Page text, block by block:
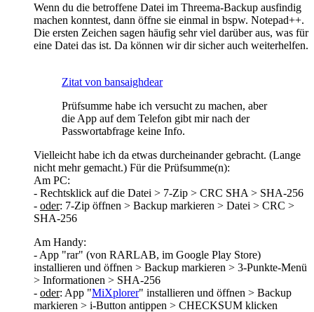
Wenn du die betroffene Datei im Threema-Backup ausfindig
machen konntest, dann öffne sie einmal in bspw. Notepad++.
Die ersten Zeichen sagen häufig sehr viel darüber aus, was für
eine Datei das ist. Da können wir dir sicher auch weiterhelfen.
Zitat von bansaighdear
Prüfsumme habe ich versucht zu machen, aber
die App auf dem Telefon gibt mir nach der
Passwortabfrage keine Info.
Vielleicht habe ich da etwas durcheinander gebracht. (Lange
nicht mehr gemacht.) Für die Prüfsumme(n):
Am PC:
- Rechtsklick auf die Datei > 7-Zip > CRC SHA > SHA-256
- oder: 7-Zip öffnen > Backup markieren > Datei > CRC >
SHA-256
Am Handy:
- App "rar" (von RARLAB, im Google Play Store)
installieren und öffnen > Backup markieren > 3-Punkte-Menü
> Informationen > SHA-256
- oder: App "MiXplorer" installieren und öffnen > Backup
markieren > i-Button antippen > CHECKSUM klicken